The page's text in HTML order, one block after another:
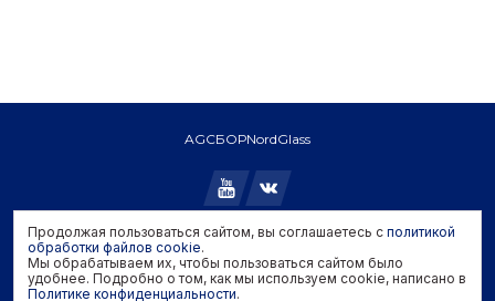
AGCБОРNordGlass
Copyright © 2026 AGC. All rights reserved.
Политика конфиденциальности
Политика обработки файлов cookie
Продолжая пользоваться сайтом, вы соглашаетесь с политикой
обработки файлов cookie.
Мы обрабатываем их, чтобы пользоваться сайтом было
удобнее. Подробно о том, как мы используем cookie, написано в
Политике конфиденциальности.